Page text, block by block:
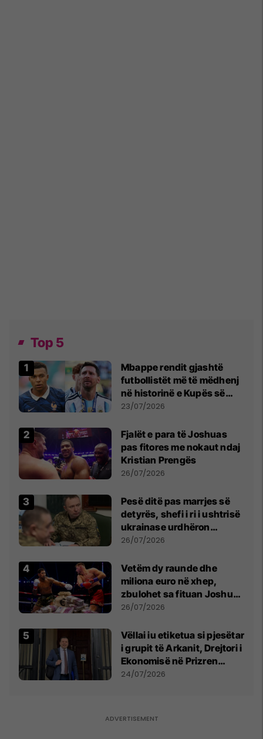
Top 5
Mbappe rendit gjashtë
futbollistët më të mëdhenj
në historinë e Kupës së
Botës, Messi mbetet i dyti
23/07/2026
Fjalët e para të Joshuas
pas fitores me nokaut ndaj
Kristian Prengës
26/07/2026
Pesë ditë pas marrjes së
detyrës, shefi i ri i ushtrisë
ukrainase urdhëron
kontroll të madh
26/07/2026
Vetëm dy raunde dhe
miliona euro në xhep,
zbulohet sa fituan Joshua
e Prenga
26/07/2026
Vëllai iu etiketua si pjesëtar
i grupit të Arkanit, Drejtori i
Ekonomisë në Prizren
mohon pretendimet
24/07/2026